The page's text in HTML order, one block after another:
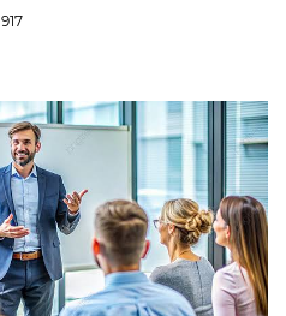
917